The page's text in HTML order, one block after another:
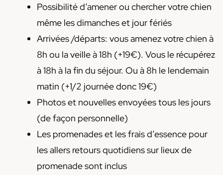
Possibilité d’amener ou chercher votre chien
même les dimanches et jour fériés
Arrivées /départs: vous amenez votre chien à
8h ou la veille à 18h (+19€). Vous le récupérez
à 18h à la fin du séjour. Ou à 8h le lendemain
matin (+1/2 journée donc 19€)
Photos et nouvelles envoyées tous les jours
(de façon personnelle)
Les promenades et les frais d’essence pour
les allers retours quotidiens sur lieux de
promenade sont inclus